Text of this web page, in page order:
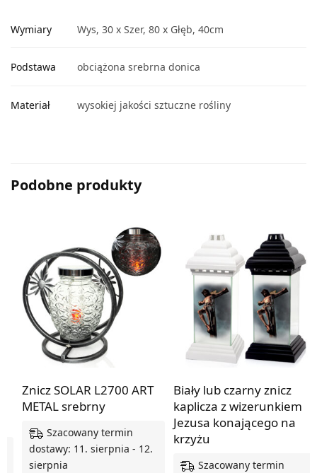
Wymiary Wys, 30 x Szer, 80 x Głęb, 40cm
Podstawa obciążona srebrna donica
Materiał wysokiej jakości sztuczne rośliny
Podobne produkty
Znicz SOLAR L2700 ART
METAL srebrny
Szacowany termin
dostawy: 11. sierpnia - 12.
sierpnia
Biały lub czarny znicz
kaplicza z wizerunkiem
Jezusa konającego na
krzyżu
Szacowany termin